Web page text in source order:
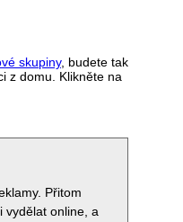
skupiny, budete tak
z domu. Klikněte na
Přitom
vydělat online, a